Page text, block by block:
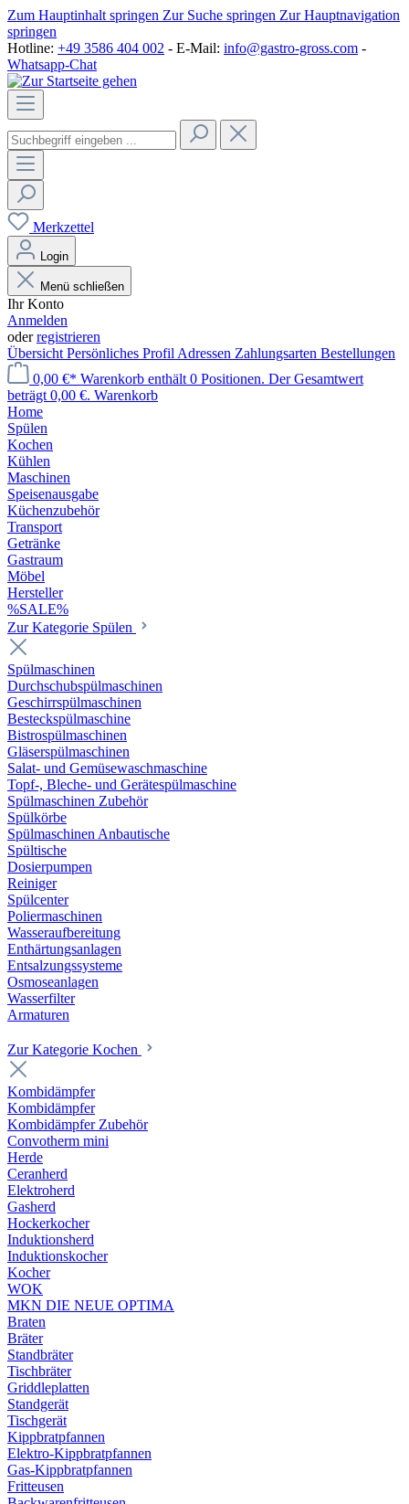
Zum Hauptinhalt springen Zur Suche springen Zur Hauptnavigation
springen
Hotline: +49 3586 404 002 - E-Mail: info@gastro-gross.com -
Whatsapp-Chat
Merkzettel
Login
Menü schließen
Ihr Konto
Anmelden
oderregistrieren
Übersicht Persönliches Profil Adressen Zahlungsarten Bestellungen
0,00 €* Warenkorb enthält 0 Positionen. Der Gesamtwert
beträgt 0,00 €. Warenkorb
Home
Spülen
Kochen
Kühlen
Maschinen
Speisenausgabe
Küchenzubehör
Transport
Getränke
Gastraum
Möbel
Hersteller
%SALE%
Zur Kategorie Spülen
Spülmaschinen
Durchschubspülmaschinen
Geschirrspülmaschinen
Besteckspülmaschine
Bistrospülmaschinen
Gläserspülmaschinen
Salat- und Gemüsewaschmaschine
Topf-, Bleche- und Gerätespülmaschine
Spülmaschinen Zubehör
Spülkörbe
Spülmaschinen Anbautische
Spültische
Dosierpumpen
Reiniger
Spülcenter
Poliermaschinen
Wasseraufbereitung
Enthärtungsanlagen
Entsalzungssysteme
Osmoseanlagen
Wasserfilter
Armaturen
Zur Kategorie Kochen
Kombidämpfer
Kombidämpfer
Kombidämpfer Zubehör
Convotherm mini
Herde
Ceranherd
Elektroherd
Gasherd
Hockerkocher
Induktionsherd
Induktionskocher
Kocher
WOK
MKN DIE NEUE OPTIMA
Braten
Bräter
Standbräter
Tischbräter
Griddleplatten
Standgerät
Tischgerät
Kippbratpfannen
Elektro-Kippbratpfannen
Gas-Kippbratpfannen
Fritteusen